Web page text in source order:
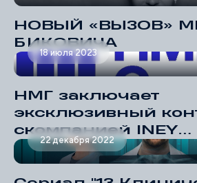
НОВЫЙ «ВЫЗОВ»
БИКОВИЧА
18 июля 2023
НМГ заключает
эксклюзивный
скомпанией INEY
Productions.
22 декабря 2022